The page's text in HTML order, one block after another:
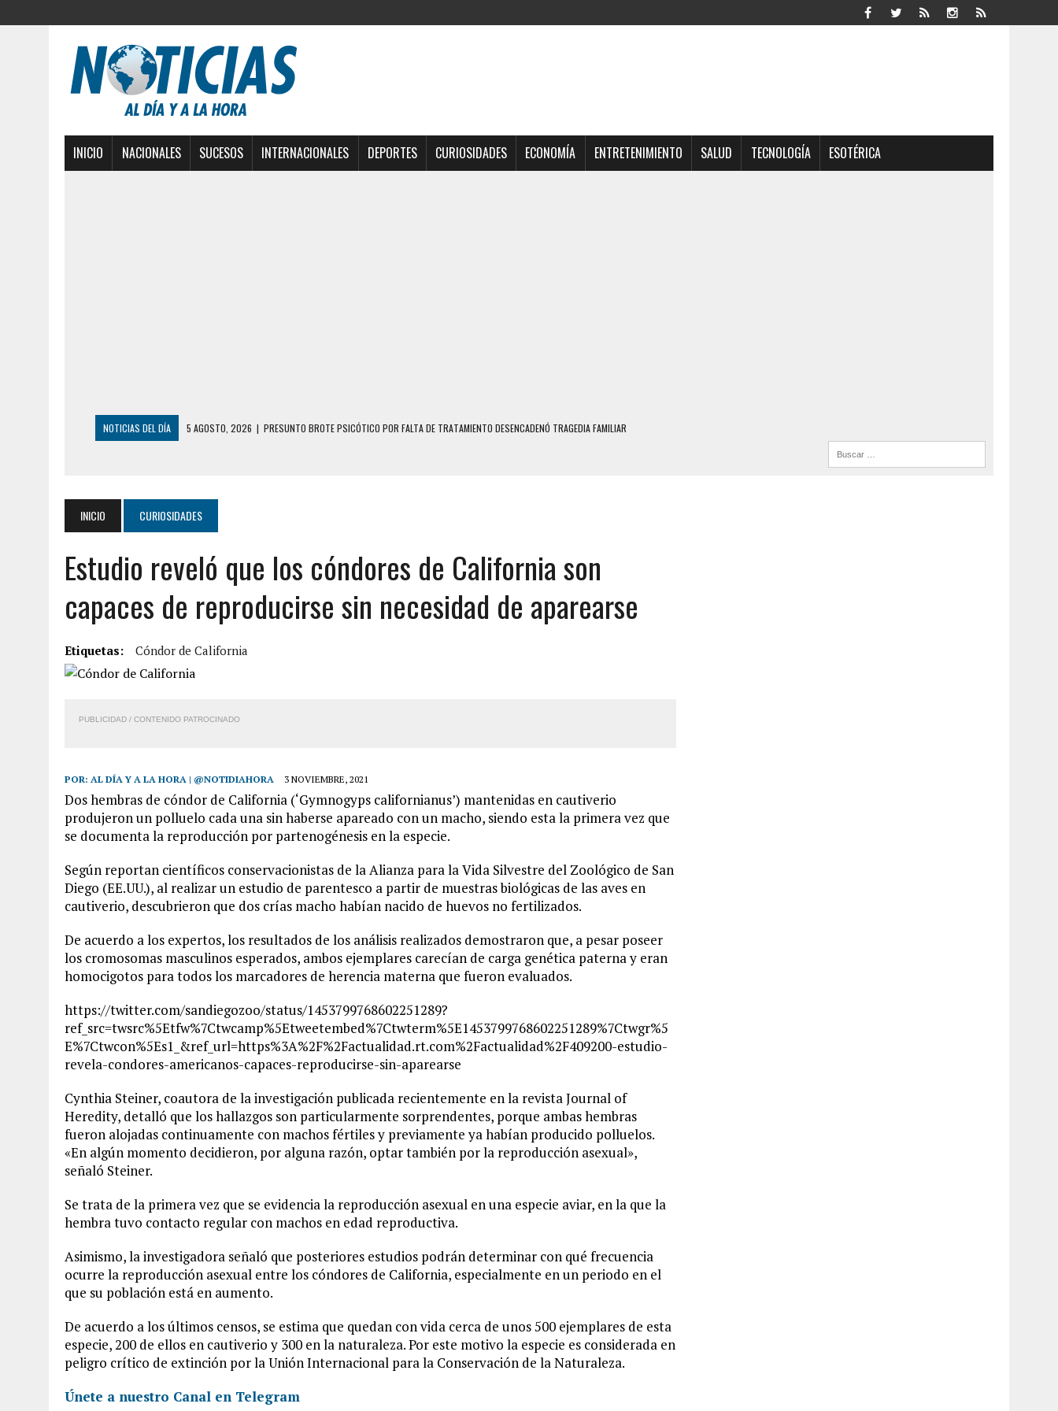
INICIO NACIONALES SUCESOS INTERNACIONALES DEPORTES CURIOSIDADES ECONOMÍA ENTRETENIMIENTO SALUD TECNOLOGÍA ESOTÉRICA
NOTICIAS DEL DÍA 5 AGOSTO, 2026 | PRESUNTO BROTE PSICÓTICO POR FALTA DE TRATAMIENTO DESENCADENÓ TRAGEDIA FAMILIAR
3 AGOSTO, 2026 | YARACUY: INTENTÓ DESCONECTAR SU NEVERA MIENTRAS LA CASA SE INUNDABA
2 AGOSTO, 2026
AYUDABA A PERSONAS EN SITUACIÓN DE CALLE Y MURIÓ A MANOS DE VARIOS DE ELLOS EN MATURÍN
2 AGOSTO, 2026
COLAPSÓ TECHO DE UNA VIVIENDA EN EL CENTRO DE CARACAS CON MÁS DE 20 PERSONAS ADENTRO
2 AGOSTO, 2026
FALCÓN: MUJER ATACÓ CON UN CUCHILLO A SUS HIJOS, UNO PERDIÓ LA VIDA
INICIO CURIOSIDADES
Estudio reveló que los cóndores de California son
capaces de reproducirse sin necesidad de aparearse
Etiquetas: Cóndor de California
PUBLICIDAD / CONTENIDO PATROCINADO
POR: AL DÍA Y A LA HORA | @NOTIDIAHORA 3 NOVIEMBRE, 2021
Dos hembras de cóndor de California (‘Gymnogyps californianus’) mantenidas en cautiverio
produjeron un polluelo cada una sin haberse apareado con un macho, siendo esta la primera vez que
se documenta la reproducción por partenogénesis en la especie.
Según reportan científicos conservacionistas de la Alianza para la Vida Silvestre del Zoológico de San
Diego (EE.UU.), al realizar un estudio de parentesco a partir de muestras biológicas de las aves en
cautiverio, descubrieron que dos crías macho habían nacido de huevos no fertilizados.
De acuerdo a los expertos, los resultados de los análisis realizados demostraron que, a pesar poseer
los cromosomas masculinos esperados, ambos ejemplares carecían de carga genética paterna y eran
homocigotos para todos los marcadores de herencia materna que fueron evaluados.
https://twitter.com/sandiegozoo/status/1453799768602251289?
ref_src=twsrc%5Etfw%7Ctwcamp%5Etweetembed%7Ctwterm%5E1453799768602251289%7Ctwgr%5
E%7Ctwcon%5Es1_&ref_url=https%3A%2F%2Factualidad.rt.com%2Factualidad%2F409200-estudio-
revela-condores-americanos-capaces-reproducirse-sin-aparearse
Cynthia Steiner, coautora de la investigación publicada recientemente en la revista Journal of
Heredity, detalló que los hallazgos son particularmente sorprendentes, porque ambas hembras
fueron alojadas continuamente con machos fértiles y previamente ya habían producido polluelos.
«En algún momento decidieron, por alguna razón, optar también por la reproducción asexual»,
señaló Steiner.
Se trata de la primera vez que se evidencia la reproducción asexual en una especie aviar, en la que la
hembra tuvo contacto regular con machos en edad reproductiva.
Asimismo, la investigadora señaló que posteriores estudios podrán determinar con qué frecuencia
ocurre la reproducción asexual entre los cóndores de California, especialmente en un periodo en el
que su población está en aumento.
De acuerdo a los últimos censos, se estima que quedan con vida cerca de unos 500 ejemplares de esta
especie, 200 de ellos en cautiverio y 300 en la naturaleza. Por este motivo la especie es considerada en
peligro crítico de extinción por la Unión Internacional para la Conservación de la Naturaleza.
Únete a nuestro Canal en Telegram